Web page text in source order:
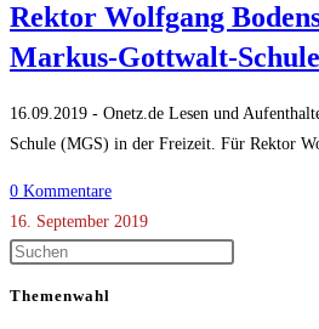
Rektor Wolfgang
Markus-Gottwalt-
16.09.2019 - Onetz.de Lesen und
Schule (MGS) in der Freizeit. Für Rektor
0 Kommentare
16. September 2019
Themenwahl